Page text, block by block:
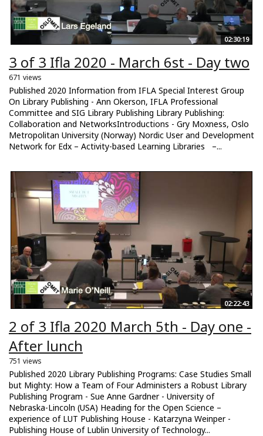
02:30:19
3 of 3 Ifla 2020 - March 6st - Day two
671 views
Published 2020 Information from IFLA Special Interest Group
On Library Publishing - Ann Okerson, IFLA Professional
Committee and SIG Library Publishing Library Publishing:
Collaboration and NetworksIntroductions - Gry Moxness, Oslo
Metropolitan University (Norway) Nordic User and Development
Network for Edx – Activity-based Learning Libraries –...
02:22:43
2 of 3 Ifla 2020 March 5th - Day one -
After lunch
751 views
Published 2020 Library Publishing Programs: Case Studies Small
but Mighty: How a Team of Four Administers a Robust Library
Publishing Program - Sue Anne Gardner - University of
Nebraska-Lincoln (USA) Heading for the Open Science –
experience of LUT Publishing House - Katarzyna Weinper -
Publishing House of Lublin University of Technology...